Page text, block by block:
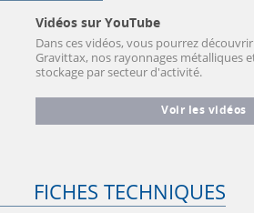
Vidéos sur YouTube
Dans ces vidéos, vous pourrez
Gravittax, nos rayonnages métalliques
stockage par secteur d'activité.
Voir les vidéos
FICHES TECHNIQUES